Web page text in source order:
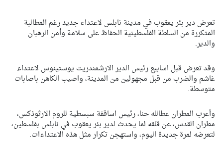
تعرض دير بئر يعقوب في مدينة نابلس لاعتداء جديد رغم المطالبة
المتكررة من السلطة الفلسطينية الحفاظ على سلامة وأمن الرهبان
والدير.
وقد تعرض قبل اسابيع رئيس الدير الارشمندريت يوستينوس لاعتداء
غاشم والضرب من قبل مجهولين من المدينة، واصيب الكاهن باصابات
متوسطة.
وأعرب المطران عطالله حنا، رئيس اساقفة سبسطية للروم الارثوذكس،
مطران القدس، عن قلقه لما يحدث لدير بئر يعقوب في نابلس بفلسطين،
لتعرضه لمرة جديدة اليوم، واستهجن تكرار مثل هذه الاعتداءات.